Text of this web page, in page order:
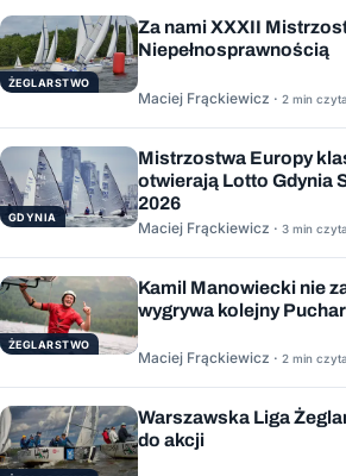
ŻEGLARSTWO
Za nami XXXII
Niepełnosprawnością
Maciej Frąckiewicz · 2 min
GDYNIA
Mistrzostwa Europy
otwierają Lotto Gdynia
2026
Maciej Frąckiewicz · 3 min
ŻEGLARSTWO
Kamil Manowiecki nie
wygrywa kolejny
Maciej Frąckiewicz · 2 min
Warszawska Liga
do akcji